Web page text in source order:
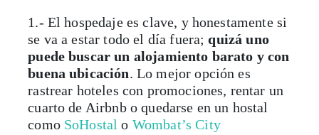
1.- El hospedaje es clave, y honestamente si
se va a estar todo el día fuera; quizá uno
puede buscar un alojamiento barato y con
buena ubicación. Lo mejor opción es
rastrear hoteles con promociones, rentar un
cuarto de Airbnb o quedarse en un hostal
como SoHostal o Wombat’s City